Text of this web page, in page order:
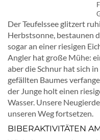
Der Teufelssee glitzert
Herbstsonne, bestaunen
sogar an einer riesigen
Angler hat große Mühe:
aber die Schnur hat sich
gefällten Baumes
der Junge holt einen
Wasser. Unsere
unseren Weg fortsetzen.
BIBERAKTIVITÄTEN